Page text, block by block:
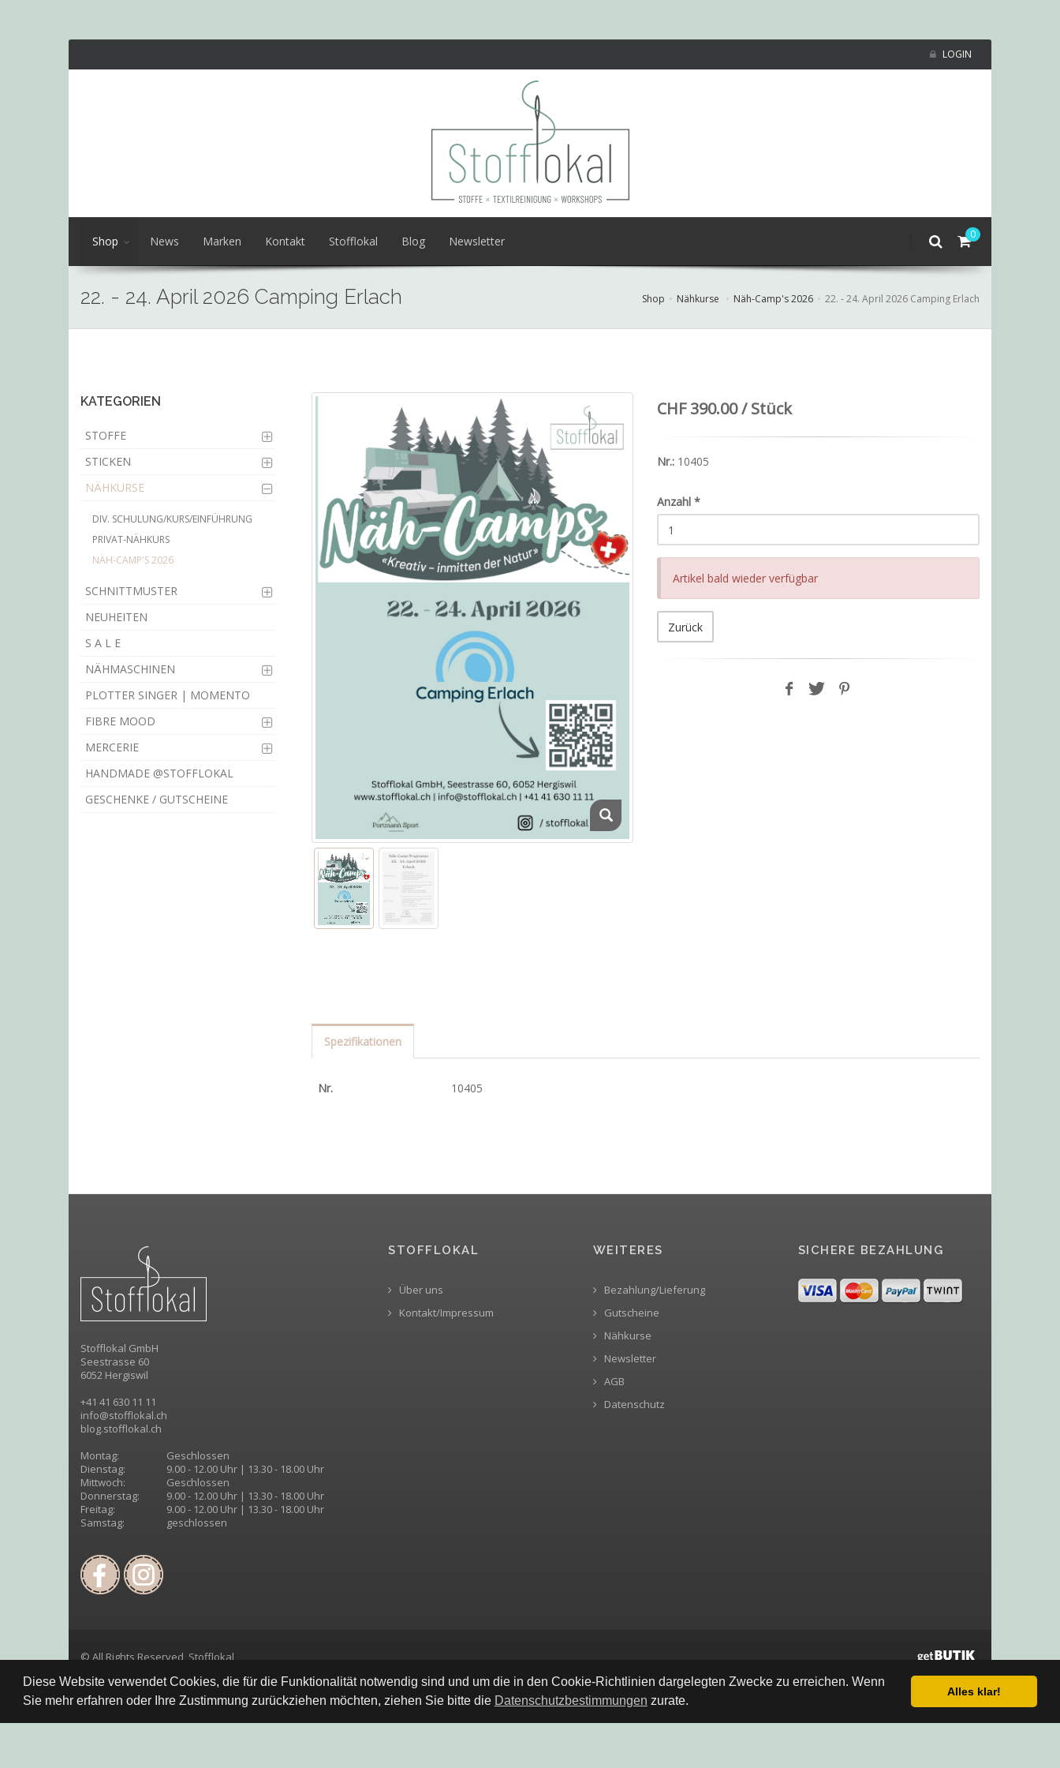
Diese Website verwendet Cookies, die für die Funktionalität notwendig sind und um die in den Cookie-Richtlinien dargelegten Zwecke zu erreichen. Wenn
Sie mehr erfahren oder Ihre Zustimmung zurückziehen möchten, ziehen Sie bitte die Datenschutzbestimmungen zurate.
Alles klar!
LOGIN
0
Shop News Marken Kontakt Stofflokal Blog Newsletter
22. - 24. April 2026 Camping Erlach Shop Nähkurse Näh-Camp's 2026 22. - 24. April 2026 Camping Erlach
KATEGORIEN
STOFFE
STICKEN
NÄHKURSE
DIV. SCHULUNG/KURS/EINFÜHRUNG
PRIVAT-NÄHKURS
NÄH-CAMP'S 2026
SCHNITTMUSTER
NEUHEITEN
S A L E
NÄHMASCHINEN
PLOTTER SINGER | MOMENTO
FIBRE MOOD
MERCERIE
HANDMADE @STOFFLOKAL
GESCHENKE / GUTSCHEINE
CHF 390.00 / Stück
Nr.: 10405
Anzahl *
Artikel bald wieder verfügbar
Zurück
Spezifikationen
Nr. 10405
Stofflokal GmbH
Seestrasse 60
6052 Hergiswil
+41 41 630 11 11
info@stofflokal.ch
blog.stofflokal.ch
Montag:
Geschlossen
Dienstag:
9.00 - 12.00 Uhr | 13.30 - 18.00 Uhr
Mittwoch:
Geschlossen
Donnerstag:
9.00 - 12.00 Uhr | 13.30 - 18.00 Uhr
Freitag:
9.00 - 12.00 Uhr | 13.30 - 18.00 Uhr
Samstag:
geschlossen
STOFFLOKAL
Über uns
Kontakt/Impressum
WEITERES
Bezahlung/Lieferung
Gutscheine
Nähkurse
Newsletter
AGB
Datenschutz
SICHERE BEZAHLUNG
© All Rights Reserved, Stofflokal